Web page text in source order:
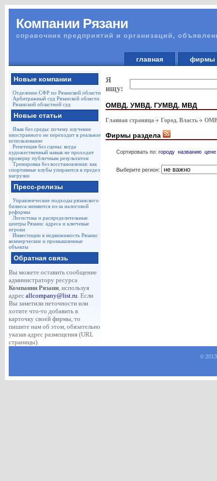
Компании Рязани
справочник предприятий и организаций,
главная
Новые компании
Отделение СФР по Рязанской области
Арбитражный суд Рязанской области
Рязанский областной суд
Новые статьи
Язык без среды: почему изучение
иностранного не переходит в реальное
использование
Репетиция без сцены: когда
художественный навык не проходит
проверку публичным результатом
Тренировка без восстановления: как
спортивные клубы упираются в предел
нагрузки
Пресс-релизы
Управленческие подходы рязанского
бизнеса меняются из-за налоговой
реформы
Логистика и распределительные
центры Рязани: адреса и ключевые
игроки
Инвестиции в недвижимость Рязани:
коммерческие и промышленные
объекты
Обратная связь
Вы можете оставить сообщение
администратору ресурса
Компании Рязани, используя
адрес allcompany@list.ru. Если
Вы заметили неточности или
хотите что-то добавить в
карточку своей фирмы, то
пишите нам об этом, обязательно
указав адрес размещения (URL
страницы).
Я
ищу:
ОМВД. УМВД. ГУМВД. МВД
Главная страница Город. Власть
Фирмы раздела
Сортировать по: городу названию цене
Выберите регион:
©